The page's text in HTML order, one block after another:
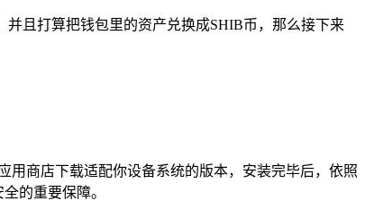
且打算把钱包里的资产兑换成SHIB币，那么接下来
用商店下载适配你设备系统的版本，安装完毕后，依照
的重要保障。